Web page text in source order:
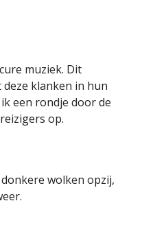
muziek. Dit
klanken in hun
een rondje door de
op.
wolken opzij,